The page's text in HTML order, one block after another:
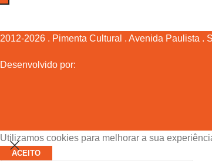
2012-2026 . Pimenta Cultural . Avenida Paulista .
Desenvolvido por:
Utilizamos cookies para melhorar a sua
ACEITO